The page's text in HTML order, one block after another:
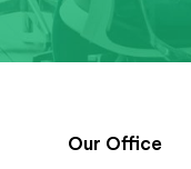
Our Office